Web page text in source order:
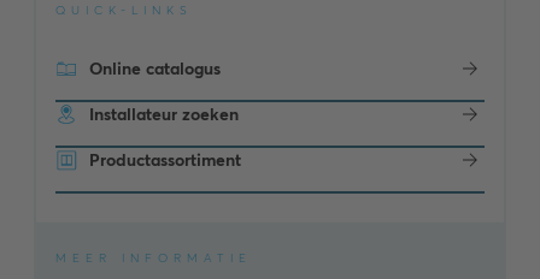
QUICK-LINKS
Online catalogus
Installateur zoeken
Productassortiment
MEER INFORMATIE